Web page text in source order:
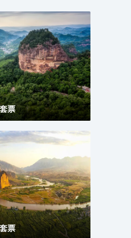
觀看會讓人產生那是真人
齊家文化、仰韶文化等距
千年前，但當時的陶器已
獨特造型，可以一一參
嘅係化石展，裏面展示咗
嘅係黃河古象化石，係我
嘅就係古象同恐龍嘅模型
界，小朋友會比較鍾意。
示咗革命時期南梁根據地
睇下。
廳，價格與外面一般的咖
杯咖啡休息一下。館內會
務，但不一定遇得上。如
，價格根據人數和語言不
手機連接館內無線網
講解。另外，館內還提供
具體詳情請參閱官網。
票
票